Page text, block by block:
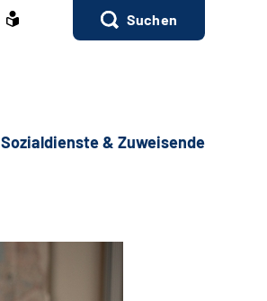
Suchen
Sozialdienste & Zuweisende